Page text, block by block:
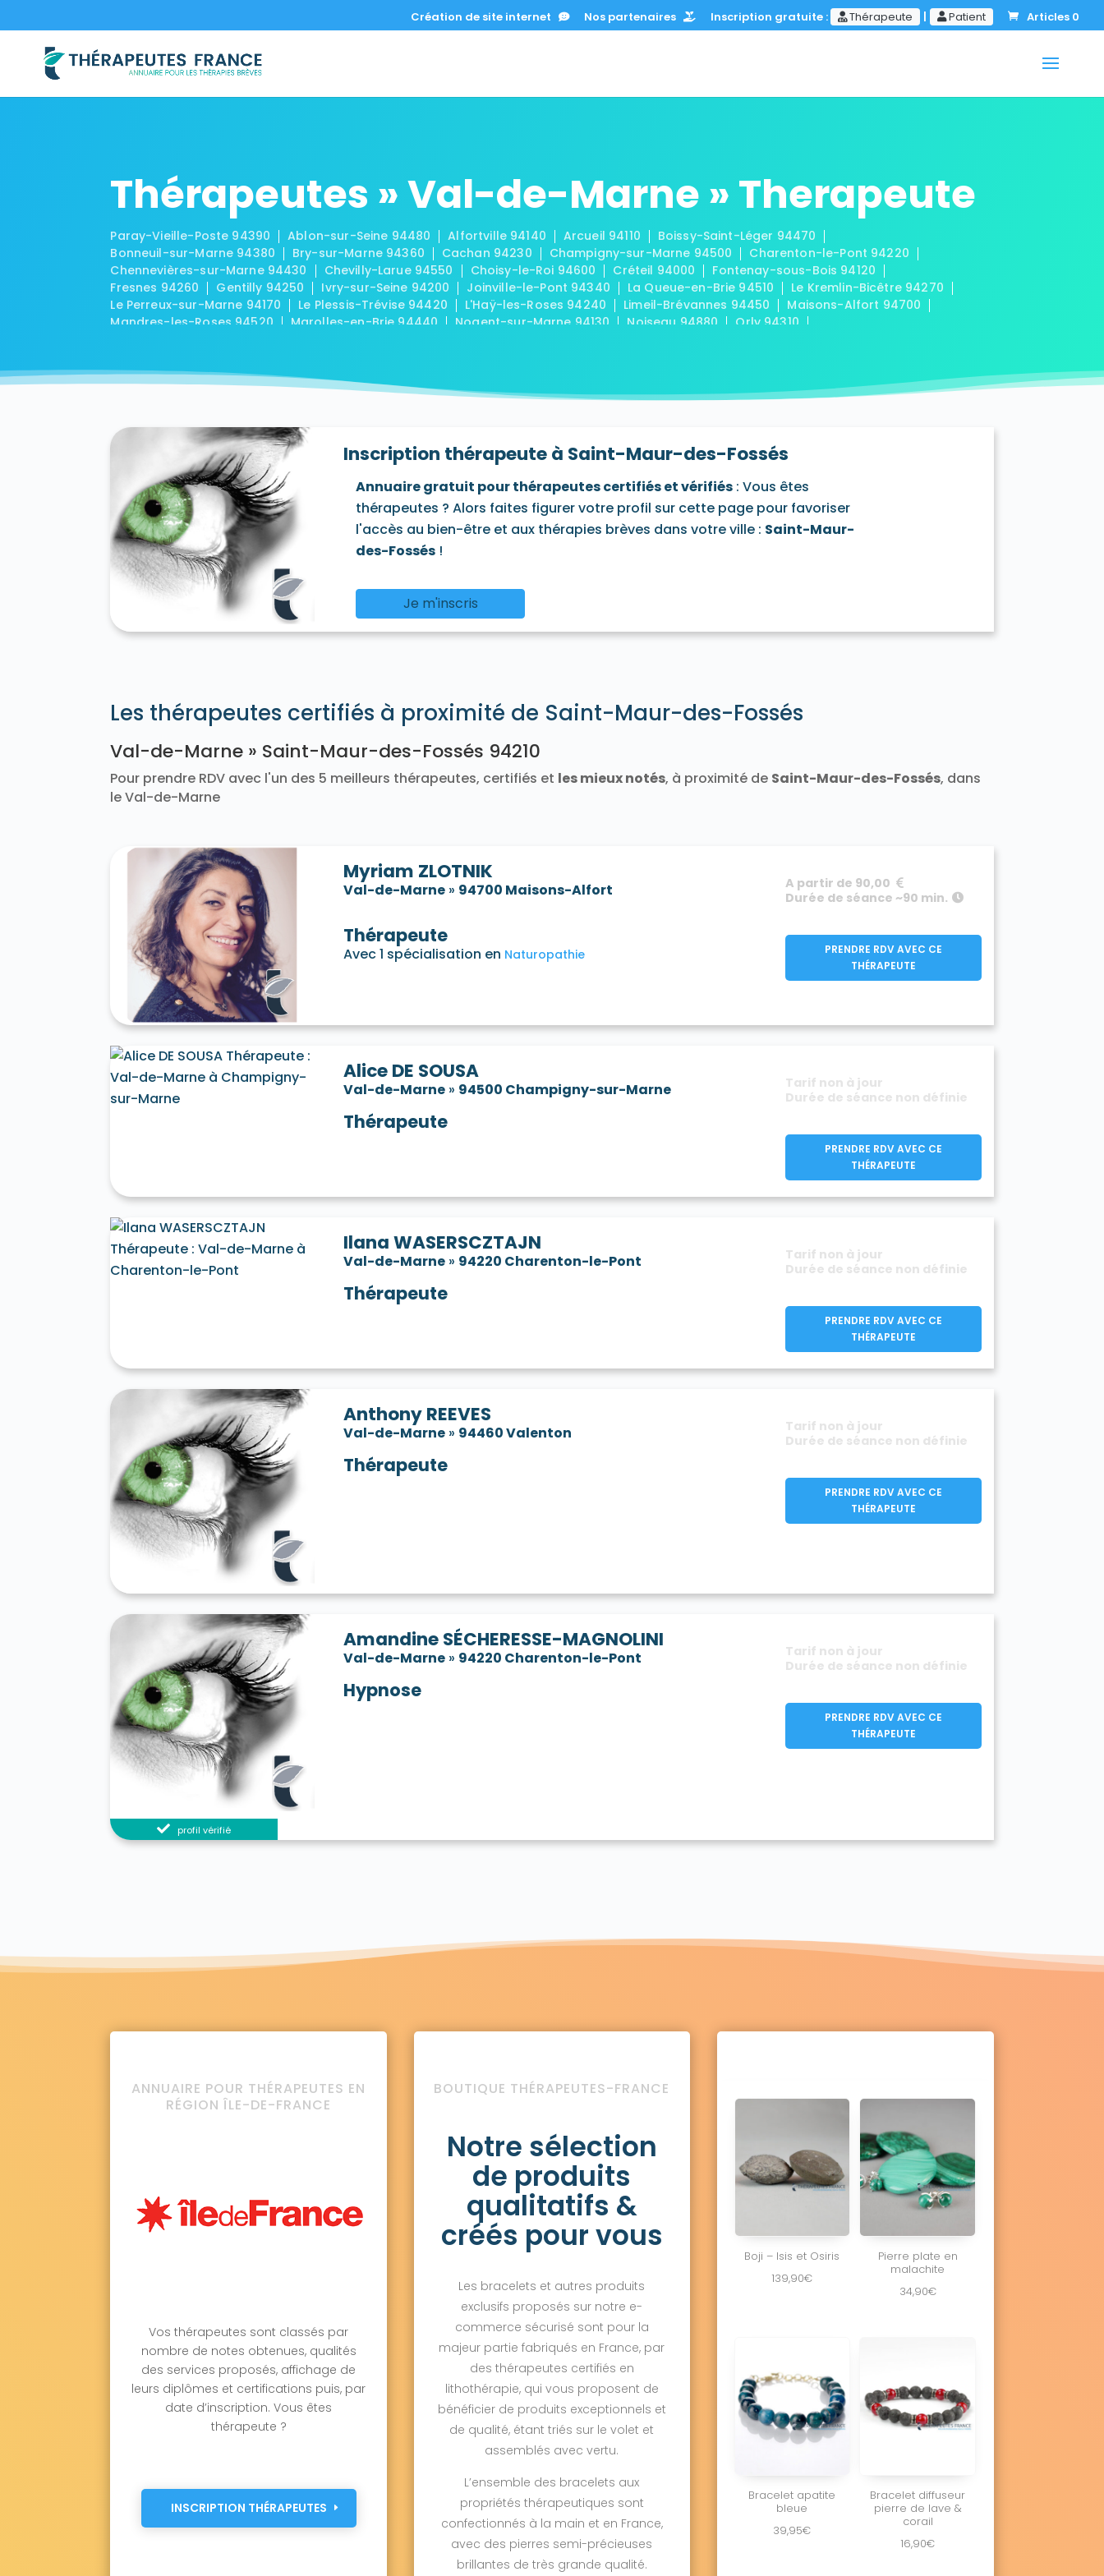
Création de site internet Nos partenaires Inscription gratuite : Thérapeute | Patient Articles 0
Thérapeutes » Val-de-Marne » Therapeute
Paray-Vieille-Poste 94390 Ablon-sur-Seine 94480 Alfortville 94140 Arcueil 94110
Boissy-Saint-Léger 94470
Bonneuil-sur-Marne 94380
Bry-sur-Marne 94360 Cachan 94230 Champigny-sur-Marne 94500
Charenton-le-Pont 94220
Chennevières-sur-Marne 94430
Chevilly-Larue 94550 Choisy-le-Roi 94600 Créteil 94000
Fontenay-sous-Bois 94120
Fresnes 94260
Gentilly 94250 Ivry-sur-Seine 94200 Joinville-le-Pont 94340 La Queue-en-Brie 94510
Le Kremlin-Bicêtre 94270
Le Perreux-sur-Marne 94170
Le Plessis-Trévise 94420 L'Haÿ-les-Roses 94240 Limeil-Brévannes 94450
Maisons-Alfort 94700
Mandres-les-Roses 94520
Marolles-en-Brie 94440 Nogent-sur-Marne 94130 Noiseau 94880
Orly 94310
Villecresnes 94440
Villejuif 94800
Vincennes 94300
Vitry-sur-Seine 94400
Inscription thérapeute à Saint-Maur-des-Fossés
Annuaire gratuit pour thérapeutes certifiés et vérifiés : Vous êtes
thérapeutes ? Alors faites figurer votre profil sur cette page pour favoriser
l'accès au bien-être et aux thérapies brèves dans votre ville : Saint-Maur-
des-Fossés !
Je m'inscris
Les thérapeutes certifiés à proximité de Saint-Maur-des-Fossés
Val-de-Marne » Saint-Maur-des-Fossés 94210
Pour prendre RDV avec l'un des 5 meilleurs thérapeutes, certifiés et les mieux notés, à proximité de Saint-Maur-des-Fossés, dans
le Val-de-Marne
Myriam ZLOTNIK
Val-de-Marne » 94700 Maisons-Alfort
Thérapeute
Avec 1 spécialisation en Naturopathie
A partir de 90,00
Durée de séance ~90 min.
PRENDRE RDV AVEC CE
THÉRAPEUTE
Alice DE SOUSA
Val-de-Marne » 94500 Champigny-sur-Marne
Thérapeute
Tarif non à jour
Durée de séance non définie
PRENDRE RDV AVEC CE
THÉRAPEUTE
Ilana WASERSCZTAJN
Val-de-Marne » 94220 Charenton-le-Pont
Thérapeute
Tarif non à jour
Durée de séance non définie
PRENDRE RDV AVEC CE
THÉRAPEUTE
Anthony REEVES
Val-de-Marne » 94460 Valenton
Thérapeute
Tarif non à jour
Durée de séance non définie
PRENDRE RDV AVEC CE
THÉRAPEUTE
profil vérifié
Amandine SÉCHERESSE-MAGNOLINI
Val-de-Marne » 94220 Charenton-le-Pont
Hypnose
Tarif non à jour
Durée de séance non définie
PRENDRE RDV AVEC CE
THÉRAPEUTE
ANNUAIRE POUR THÉRAPEUTES EN
RÉGION ÎLE-DE-FRANCE
Vos thérapeutes sont classés par
nombre de notes obtenues, qualités
des services proposés, affichage de
leurs diplômes et certifications puis, par
date d’inscription. Vous êtes
thérapeute ?
INSCRIPTION THÉRAPEUTES
BOUTIQUE THÉRAPEUTES-FRANCE
Notre sélection
de produits
qualitatifs &
créés pour vous
Les bracelets et autres produits
exclusifs proposés sur notre e-
commerce sécurisé sont pour la
majeur partie fabriqués en France, par
des thérapeutes certifiés en
lithothérapie, qui vous proposent de
bénéficier de produits exceptionnels et
de qualité, étant triés sur le volet et
assemblés avec vertu.
L’ensemble des bracelets aux
propriétés thérapeutiques sont
confectionnés à la main et en France,
avec des pierres semi-précieuses
brillantes de très grande qualité.
Boji – Isis et Osiris
139,90€
Pierre plate en
malachite
34,90€
Bracelet apatite
bleue
39,95€
Bracelet diffuseur
pierre de lave &
corail
16,90€